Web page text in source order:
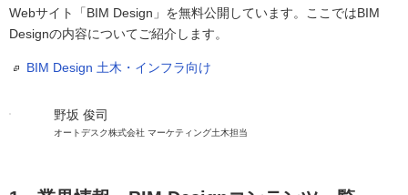
Webサイト「BIM Design」を無料公開しています。ここではBIM
Designの内容についてご紹介します。
BIM Design 土木・インフラ向け
野坂 俊司
オートデスク株式会社 マーケティング土木担当